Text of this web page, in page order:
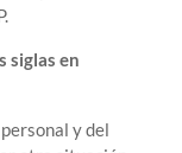
siglas en
y del